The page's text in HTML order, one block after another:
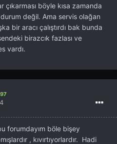
çıkarması böyle kısa zamanda
değil. Ama servis olağan
bir aracı çalıştırdı bak bunda
birazcık fazlası ve
vardı.
forumdayım böle bişey
, kıvırtıyorlardır. Hadi